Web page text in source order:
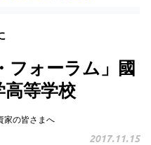
フォーラム」國
高等学校
家の皆さまへ
2017.11.15